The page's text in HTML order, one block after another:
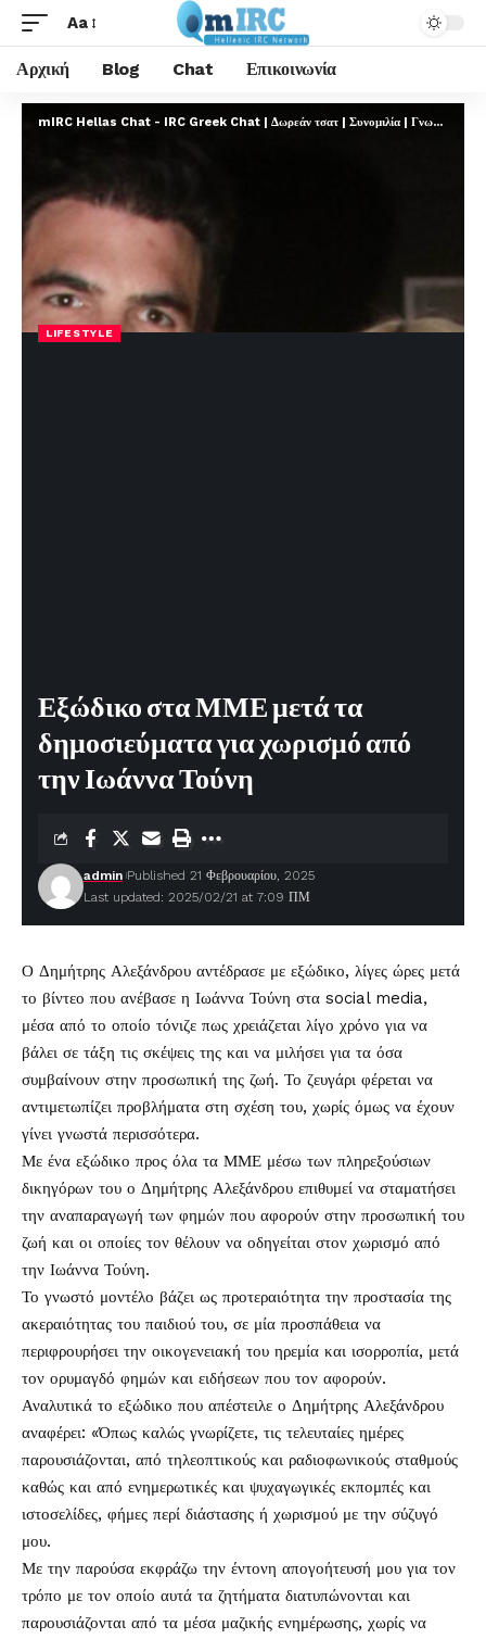
Aa
Αρχική Blog Chat Επικοινωνία
mIRC Hellas Chat - IRC Greek Chat | Δωρεάν τσατ | Συνομιλία | Γνωριμίες | FREE
LIFESTYLE
Εξώδικο στα ΜΜΕ μετά τα
δημοσιεύματα για χωρισμό από
την Ιωάννα Τούνη
Last updated: 2025/02/21 at 7:09 ΠΜ
admin Published 21 Φεβρουαρίου, 2025
Ο Δημήτρης Αλεξάνδρου αντέδρασε με εξώδικο, λίγες ώρες μετά
το βίντεο που ανέβασε η Ιωάννα Τούνη στα social media,
μέσα από το οποίο τόνιζε πως χρειάζεται λίγο χρόνο για να
βάλει σε τάξη τις σκέψεις της και να μιλήσει για τα όσα
συμβαίνουν στην προσωπική της ζωή. Το ζευγάρι φέρεται να
αντιμετωπίζει προβλήματα στη σχέση του, χωρίς όμως να έχουν
γίνει γνωστά περισσότερα.
Με ένα εξώδικο προς όλα τα ΜΜΕ μέσω των πληρεξούσιων
δικηγόρων του ο Δημήτρης Αλεξάνδρου επιθυμεί να σταματήσει
την αναπαραγωγή των φημών που αφορούν στην προσωπική του
ζωή και οι οποίες τον θέλουν να οδηγείται στον χωρισμό από
την Ιωάννα Τούνη.
Το γνωστό μοντέλο βάζει ως προτεραιότητα την προστασία της
ακεραιότητας του παιδιού του, σε μία προσπάθεια να
περιφρουρήσει την οικογενειακή του ηρεμία και ισορροπία, μετά
τον ορυμαγδό φημών και ειδήσεων που τον αφορούν.
Αναλυτικά το εξώδικο που απέστειλε ο Δημήτρης Αλεξάνδρου
αναφέρει: «Όπως καλώς γνωρίζετε, τις τελευταίες ημέρες
παρουσιάζονται, από τηλεοπτικούς και ραδιοφωνικούς σταθμούς
καθώς και από ενημερωτικές και ψυχαγωγικές εκπομπές και
ιστοσελίδες, φήμες περί διάστασης ή χωρισμού με την σύζυγό
μου.
Με την παρούσα εκφράζω την έντονη απογοήτευσή μου για τον
τρόπο με τον οποίο αυτά τα ζητήματα διατυπώνονται και
παρουσιάζονται από τα μέσα μαζικής ενημέρωσης, χωρίς να